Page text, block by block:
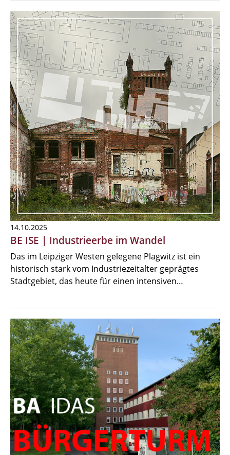
14.10.2025
BE ISE | Industrieerbe im Wandel
Das im Leipziger Westen gelegene Plagwitz ist ein
historisch stark vom Industriezeitalter geprägtes
Stadtgebiet, das heute für einen intensiven…